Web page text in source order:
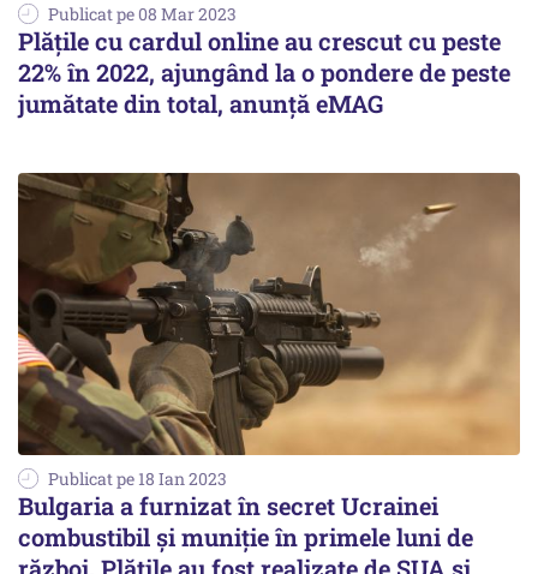
Publicat pe 08 Mar 2023
Plăţile cu cardul online au crescut cu peste
22% în 2022, ajungând la o pondere de peste
jumătate din total, anunță eMAG
Publicat pe 18 Ian 2023
Bulgaria a furnizat în secret Ucrainei
combustibil și muniție în primele luni de